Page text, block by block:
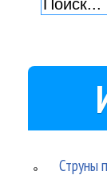
Струны